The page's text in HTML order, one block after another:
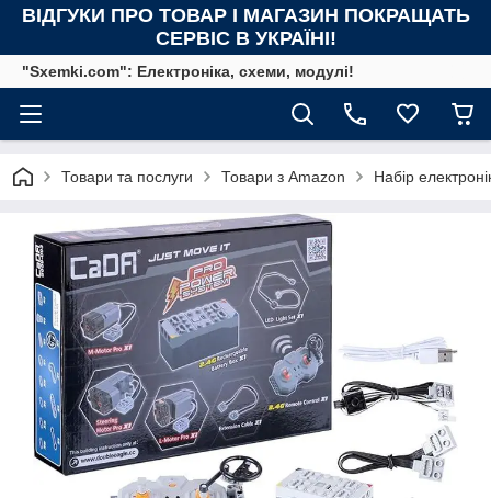
ВІДГУКИ ПРО ТОВАР І МАГАЗИН ПОКРАЩАТЬ
СЕРВІС В УКРАЇНІ!
"Sxemki.com": Електроніка, схеми, модулі!
Товари та послуги Товари з Amazon Набір